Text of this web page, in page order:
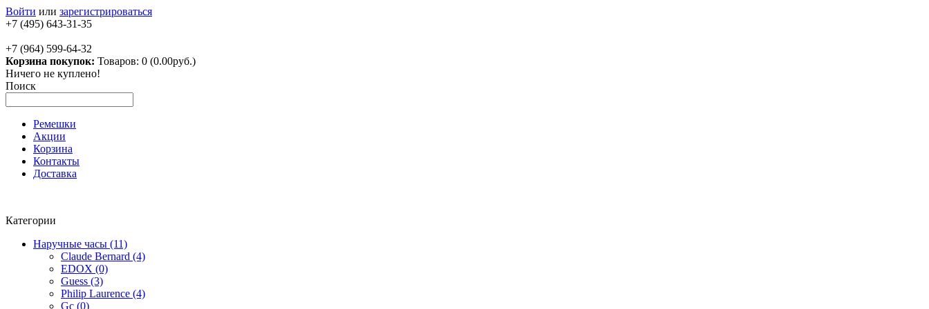
Войти или зарегистрироваться
+7 (495) 643-31-35
+7 (964) 599-64-32
Корзина покупок: Товаров: 0 (0.00руб.)
Ничего не куплено!
Поиск
Ремешки
Акции
Корзина
Контакты
Доставка
Категории
Наручные часы (11)
Claude Bernard (4)
EDOX (0)
Guess (3)
Philip Laurence (4)
Gc (0)